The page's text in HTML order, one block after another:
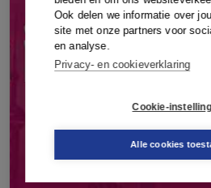
Ook delen we informatie over
site met onze partners voor
en analyse.
Privacy- en cookieverklaring
Cookie-
Alle cookies